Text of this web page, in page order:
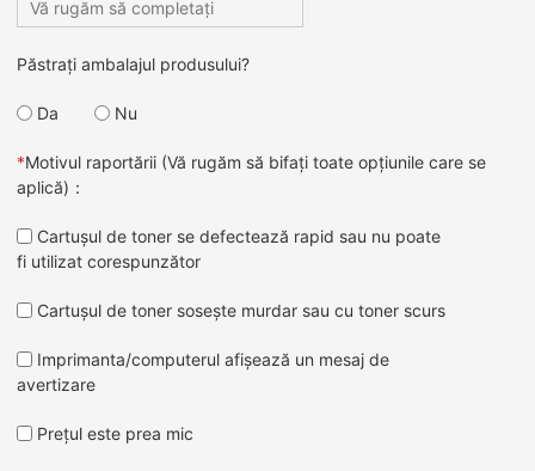
Păstrați ambalajul produsului?
Da Nu
*Motivul raportării (Vă rugăm să bifați toate opțiunile care se
aplică)：
Cartușul de toner se defectează rapid sau nu poate
fi utilizat corespunzător
Cartușul de toner sosește murdar sau cu toner scurs
Imprimanta/computerul afișează un mesaj de
avertizare
Prețul este prea mic